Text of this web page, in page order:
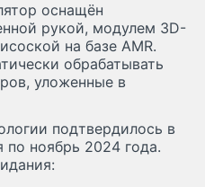
оснащён
рукой, модулем 3D-
на базе AMR.
обрабатывать
уложенные в
подтвердилось в
по ноябрь 2024 года.